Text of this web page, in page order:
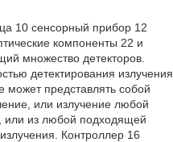
10 сенсорный прибор 12
компоненты 22 и
множество детекторов.
детектирования излучения
может представлять собой
или излучение любой
или из любой подходящей
Контроллер 16